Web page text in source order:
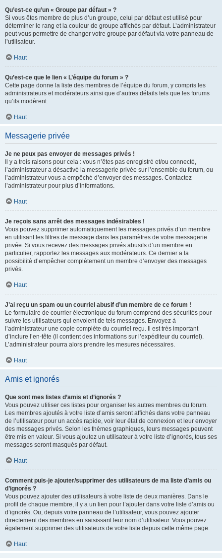
Qu’est-ce qu’un « Groupe par défaut » ?
Si vous êtes membre de plus d’un groupe, celui par défaut est utilisé pour
déterminer le rang et la couleur de groupe affichés par défaut. L’administrateur
peut vous permettre de changer votre groupe par défaut via votre panneau de
l’utilisateur.
Haut
Qu’est-ce que le lien « L’équipe du forum » ?
Cette page donne la liste des membres de l’équipe du forum, y compris les
administrateurs et modérateurs ainsi que d’autres détails tels que les forums
qu’ils modèrent.
Haut
Messagerie privée
Je ne peux pas envoyer de messages privés !
Il y a trois raisons pour cela : vous n’êtes pas enregistré et/ou connecté,
l’administrateur a désactivé la messagerie privée sur l’ensemble du forum, ou
l’administrateur vous a empêché d’envoyer des messages. Contactez
l’administrateur pour plus d’informations.
Haut
Je reçois sans arrêt des messages indésirables !
Vous pouvez supprimer automatiquement les messages privés d’un membre
en utilisant les filtres de message dans les paramètres de votre messagerie
privée. Si vous recevez des messages privés abusifs d’un membre en
particulier, rapportez les messages aux modérateurs. Ce dernier a la
possibilité d’empêcher complètement un membre d’envoyer des messages
privés.
Haut
J’ai reçu un spam ou un courriel abusif d’un membre de ce forum !
Le formulaire de courrier électronique du forum comprend des sécurités pour
suivre les utilisateurs qui envoient de tels messages. Envoyez à
l’administrateur une copie complète du courriel reçu. Il est très important
d’inclure l’en-tête (il contient des informations sur l’expéditeur du courriel).
L’administrateur pourra alors prendre les mesures nécessaires.
Haut
Amis et ignorés
Que sont mes listes d’amis et d’ignorés ?
Vous pouvez utiliser ces listes pour organiser les autres membres du forum.
Les membres ajoutés à votre liste d’amis seront affichés dans votre panneau
de l’utilisateur pour un accès rapide, voir leur état de connexion et leur envoyer
des messages privés. Selon les thèmes graphiques, leurs messages peuvent
être mis en valeur. Si vous ajoutez un utilisateur à votre liste d’ignorés, tous ses
messages seront masqués par défaut.
Haut
Comment puis-je ajouter/supprimer des utilisateurs de ma liste d’amis ou
d’ignorés ?
Vous pouvez ajouter des utilisateurs à votre liste de deux manières. Dans le
profil de chaque membre, il y a un lien pour l’ajouter dans votre liste d’amis ou
d’ignorés. Ou, depuis votre panneau de l’utilisateur, vous pouvez ajouter
directement des membres en saisissant leur nom d’utilisateur. Vous pouvez
également supprimer des utilisateurs de votre liste depuis cette même page.
Haut